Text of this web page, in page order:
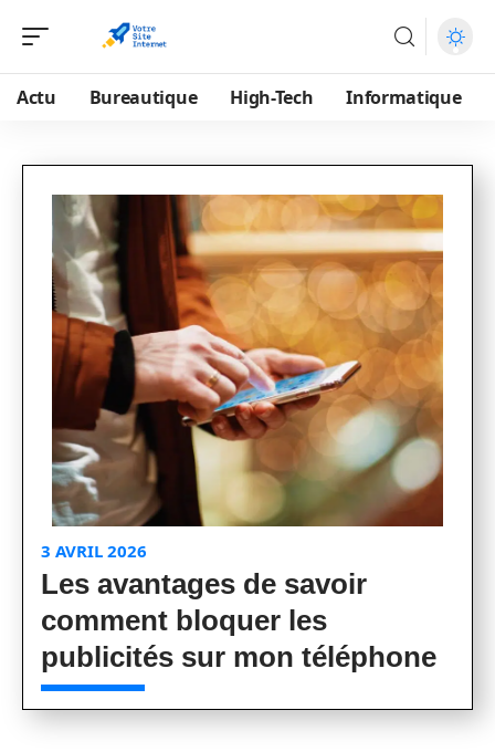
Actu Bureautique High-Tech Informatique
3 AVRIL 2026
Les avantages de savoir
comment bloquer les
publicités sur mon téléphone